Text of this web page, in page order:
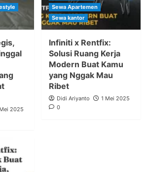
2025
Sewa Apartemen
Sewa kantor
Infiniti x Rentfix:
Solusi Ruang Kerja
Modern Buat Kamu
yang Nggak Mau
Ribet
Didi Ariyanto
1 Mei 2025
0